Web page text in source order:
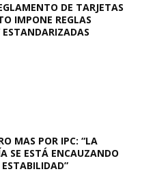
DE TARJETAS
IMPONE REGLAS
ESTANDARIZADAS
MAS POR IPC: “LA
SE ESTÁ ENCAUZANDO